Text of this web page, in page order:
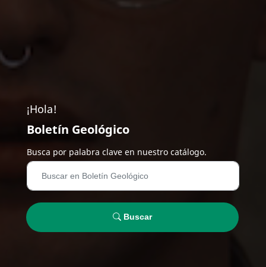
¡Hola!
Boletín Geológico
Busca por palabra clave en nuestro catálogo.
Buscar